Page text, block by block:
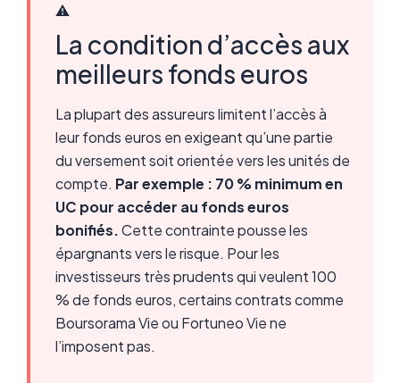
⚠️
La condition d’accès aux
meilleurs fonds euros
La plupart des assureurs limitent l’accès à
leur fonds euros en exigeant qu’une partie
du versement soit orientée vers les unités de
compte. Par exemple : 70 % minimum en
UC pour accéder au fonds euros
bonifiés.Cette contrainte pousse les
épargnants vers le risque. Pour les
investisseurs très prudents qui veulent 100
% de fonds euros, certains contrats comme
Boursorama Vie ou Fortuneo Vie ne
l’imposent pas.